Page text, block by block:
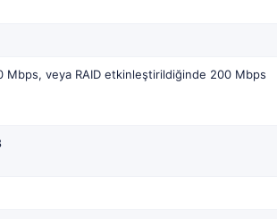
Mbps, veya RAID etkinleştirildiğinde 200 Mbps